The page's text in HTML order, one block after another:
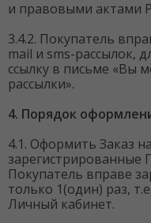
и правовыми актами
3.4.2. Покупатель
mail и sms-рассылок,
ссылку в письме «Вы
рассылки».
4. Порядок
4.1. Оформить Заказ
зарегистрированные
Покупатель вправе
только 1(один) раз,
Личный кабинет.